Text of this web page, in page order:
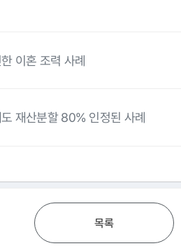
이혼 조력 사례
재산분할 80% 인정된 사례
목록